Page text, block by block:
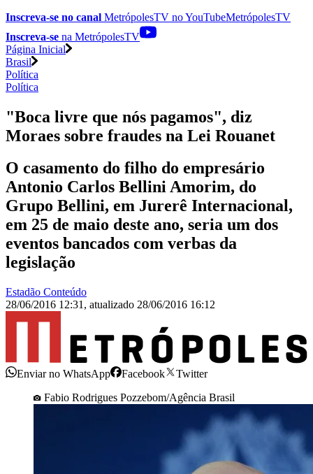
Inscreva-se no canal MetrópolesTV noYouTubeMetrópolesTV
Inscreva-se na MetrópolesTV
Página Inicial
Brasil
Política
Política
"Boca livre que nós pagamos", diz
Moraes sobre fraudes na Lei Rouanet
O casamento do filho do empresário
Antonio Carlos Bellini Amorim, do
Grupo Bellini, em Jurerê Internacional,
em 25 de maio deste ano, seria um dos
eventos bancados com verbas da
legislação
Estadão Conteúdo
28/06/2016 12:31 , atualizado 28/06/2016 16:12
Enviar no WhatsApp Facebook
Twitter
Fabio Rodrigues Pozzebom/Agência Brasil